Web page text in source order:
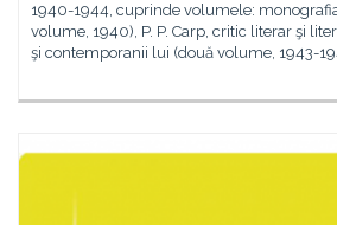
1940-1944, cuprinde volumele:
volume, 1940), P. P. Carp, critic literar şi
şi contemporanii lui (două volume, 1943-